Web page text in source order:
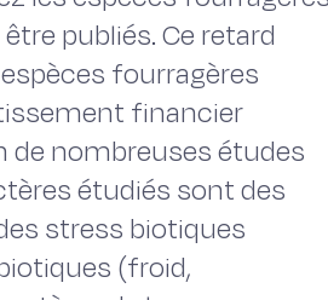
publiés. Ce retard
fourragères
financier
de nombreuses études
étudiés sont des
stress biotiques
(froid,